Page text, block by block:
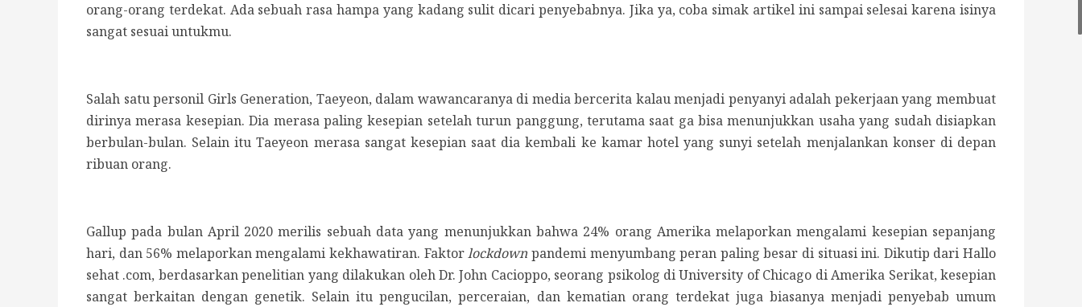
orang-orang terdekat. Ada sebuah rasa hampa yang kadang sulit dicari penyebabnya. Jika ya, coba simak artikel ini sampai selesai karena isinya
sangat sesuai untukmu.
Salah satu personil Girls Generation, Taeyeon, dalam wawancaranya di media bercerita kalau menjadi penyanyi adalah pekerjaan yang membuat
dirinya merasa kesepian. Dia merasa paling kesepian setelah turun panggung, terutama saat ga bisa menunjukkan usaha yang sudah disiapkan
berbulan-bulan. Selain itu Taeyeon merasa sangat kesepian saat dia kembali ke kamar hotel yang sunyi setelah menjalankan konser di depan
ribuan orang.
Gallup pada bulan April 2020 merilis sebuah data yang menunjukkan bahwa 24% orang Amerika melaporkan mengalami kesepian sepanjang
hari, dan 56% melaporkan mengalami kekhawatiran. Faktorlockdown pandemi menyumbang peran paling besar di situasi ini. Dikutip dari Hallo
sehat .com, berdasarkan penelitian yang dilakukan oleh Dr. John Cacioppo, seorang psikolog di University of Chicago di Amerika Serikat, kesepian
sangat berkaitan dengan genetik. Selain itu pengucilan, perceraian, dan kematian orang terdekat juga biasanya menjadi penyebab umum